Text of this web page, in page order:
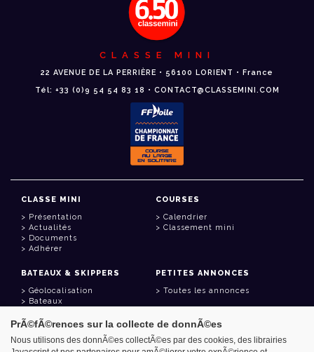
CLASSE MINI
22 AVENUE DE LA PERRIÈRE • 56100 LORIENT • France
Tél: +33 (0)9 54 54 83 18 • CONTACT@CLASSEMINI.COM
CLASSE MINI
Présentation
Actualités
Documents
Adhérer
COURSES
Calendrier
Classement mini
BATEAUX & SKIPPERS
Géolocalisation
Bateaux
PETITES ANNONCES
Toutes les annonces
LIENS UTILES
PrÃ©fÃ©rences sur la collecte de donnÃ©es
Nous utilisons des donnÃ©es collectÃ©es par des cookies, des librairies